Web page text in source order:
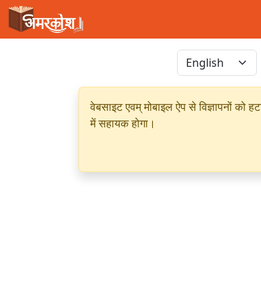
वेबसाइट एवम् मोबाइल ऐप से विज्ञापनों
में सहायक होगा।